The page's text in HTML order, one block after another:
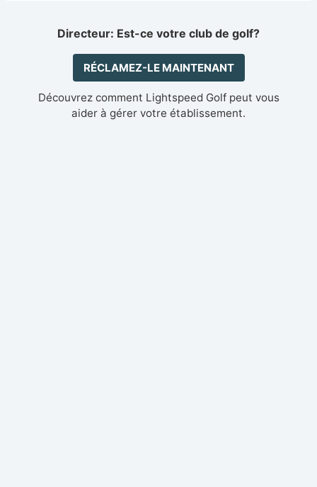
Directeur: Est-ce votre club de golf?
RÉCLAMEZ-LE MAINTENANT
Découvrez comment Lightspeed Golf peut vous
aider à gérer votre établissement.